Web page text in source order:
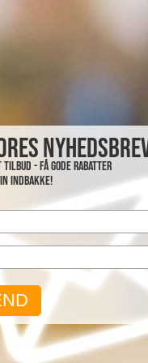
- få gode rabatter
indbakke!